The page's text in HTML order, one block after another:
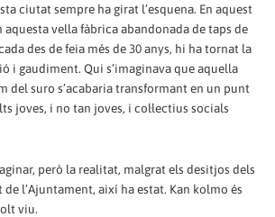
ciutat sempre ha girat l’esquena. En aquest
vella fàbrica abandonada de taps de
des de feia més de 30 anys, hi ha tornat la
i gaudiment. Qui s’imaginava que aquella
del suro s’acabaria transformant en un punt
joves, i no tan joves, i col·lectius socials
però la realitat, malgrat els desitjos dels
l’Ajuntament, així ha estat. Kan kolmo és
viu.